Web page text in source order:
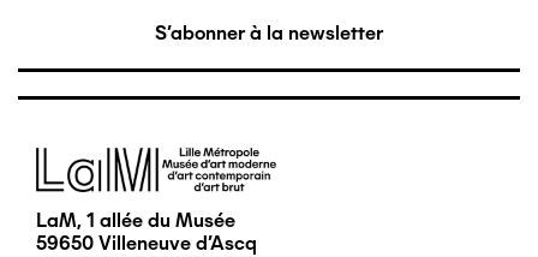
S'abonner à la newsletter
Image
LaM, 1 allée du Musée
59650 Villeneuve d'Ascq